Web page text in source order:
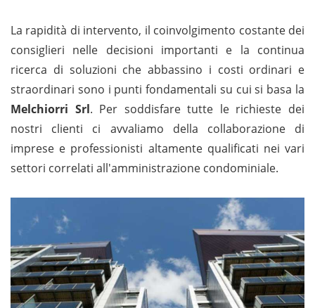
La rapidità di intervento, il coinvolgimento costante dei
consiglieri nelle decisioni importanti e la continua
ricerca di soluzioni che abbassino i costi ordinari e
straordinari sono i punti fondamentali su cui si basa la
Melchiorri Srl. Per soddisfare tutte le richieste dei
nostri clienti ci avvaliamo della collaborazione di
imprese e professionisti altamente qualificati nei vari
settori correlati all'amministrazione condominiale.